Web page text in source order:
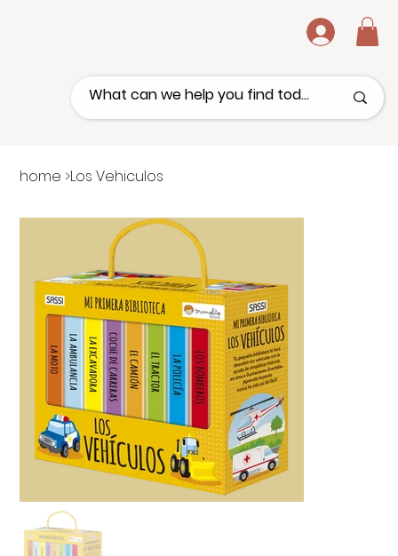
.
home >Los Vehiculos